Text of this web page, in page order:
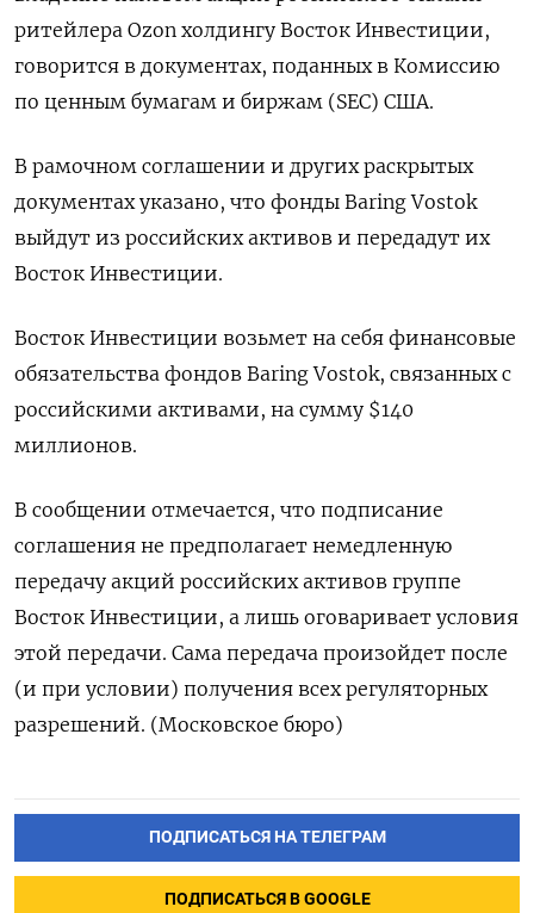
ритейлера Ozon холдингу Восток Инвестиции,
говорится в документах, поданных в Комиссию
по ценным бумагам и биржам (SEC) США.
В рамочном соглашении и других раскрытых
документах указано, что фонды Baring Vostok
выйдут из российских активов и передадут их
Восток Инвестиции.
Восток Инвестиции возьмет на себя финансовые
обязательства фондов Baring Vostok, связанных с
российскими активами, на сумму $140
миллионов.
В сообщении отмечается, что подписание
соглашения не предполагает немедленную
передачу акций российских активов группе
Восток Инвестиции, а лишь оговаривает условия
этой передачи. Сама передача произойдет после
(и при условии) получения всех регуляторных
разрешений. (Московское бюро)
ПОДПИСАТЬСЯ НА ТЕЛЕГРАМ
ПОДПИСАТЬСЯ В GOOGLE